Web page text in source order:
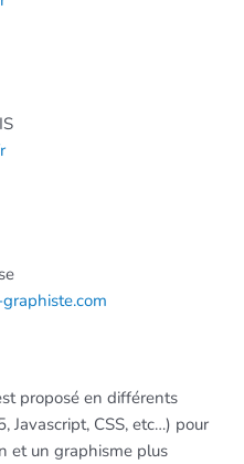
proposé en différents
Javascript, CSS, etc…) pour
et un graphisme plus